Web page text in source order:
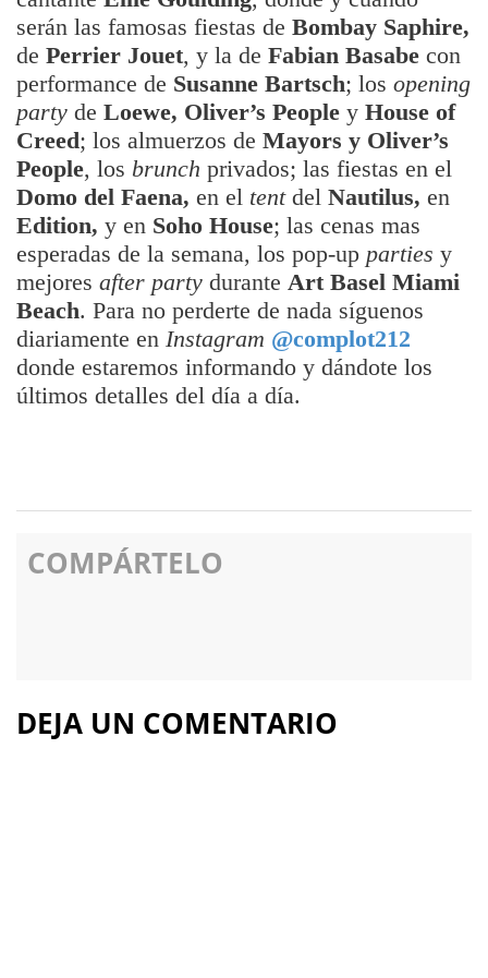
serán las famosas fiestas de Bombay Saphire,
de Perrier Jouet, y la de Fabian Basabe con
performance de Susanne Bartsch; los opening
party de Loewe, Oliver’s People y House of
Creed; los almuerzos de Mayors y Oliver’s
People, los brunch privados; las fiestas en el
Domo del Faena, en el tent del Nautilus, en
Edition, y en Soho House; las cenas mas
esperadas de la semana, los pop-up parties y
mejores after party durante Art Basel Miami
Beach. Para no perderte de nada síguenos
diariamente en Instagram @complot212
donde estaremos informando y dándote los
últimos detalles del día a día.
COMPÁRTELO
DEJA UN COMENTARIO